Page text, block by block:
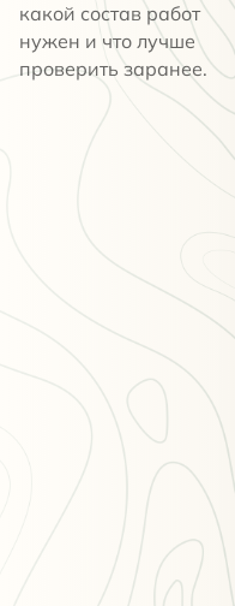
какой состав работ
нужен и что лучше
проверить заранее.